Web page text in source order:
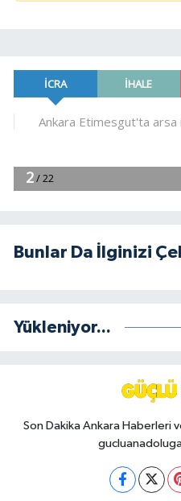
Bunlar Da İlginizi
Yükleniyor...
Son Dakika Ankara Haberleri